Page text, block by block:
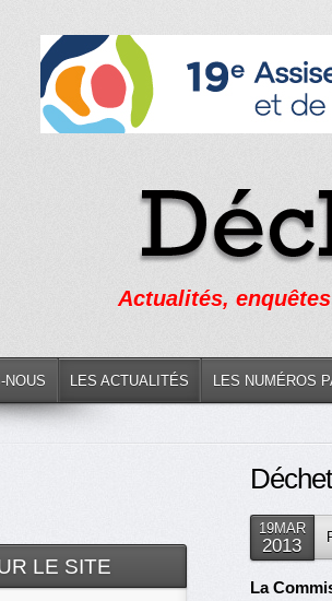
Actualités,
NOUS LES ACTUALITÉS LES NUMÉROS
19MAR
2013
La
LE SITE